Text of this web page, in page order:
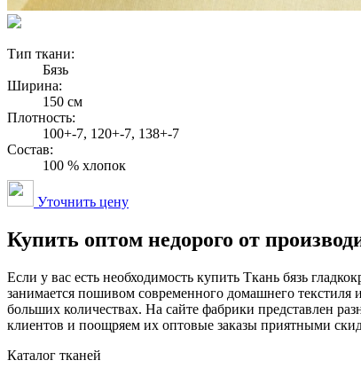
Тип ткани:
Бязь
Ширина:
150 см
Плотность:
100+-7, 120+-7, 138+-7
Состав:
100 % хлопок
Уточнить цену
Купить оптом недорого от
Если у вас есть необходимость купить Ткань бязь
занимается пошивом современного домашнего
больших количествах. На сайте фабрики представлен
клиентов и поощряем их оптовые заказы приятными
Каталог тканей